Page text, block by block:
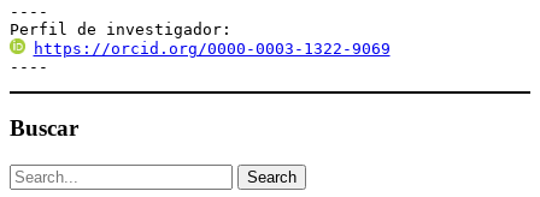
----
Perfil de investigador:
https://orcid.org/0000-0003-1322-9069
----
Buscar